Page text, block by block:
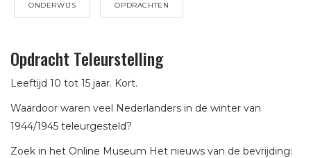
ONDERWIJS OPDRACHTEN
Opdracht Teleurstelling
Leeftijd 10 tot 15 jaar. Kort.
Waardoor waren veel Nederlanders in de winter van
1944/1945 teleurgesteld?
Zoek in het Online Museum Het nieuws van de bevrijding: